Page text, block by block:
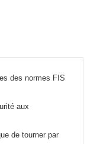
des normes FIS
aux
de tourner par